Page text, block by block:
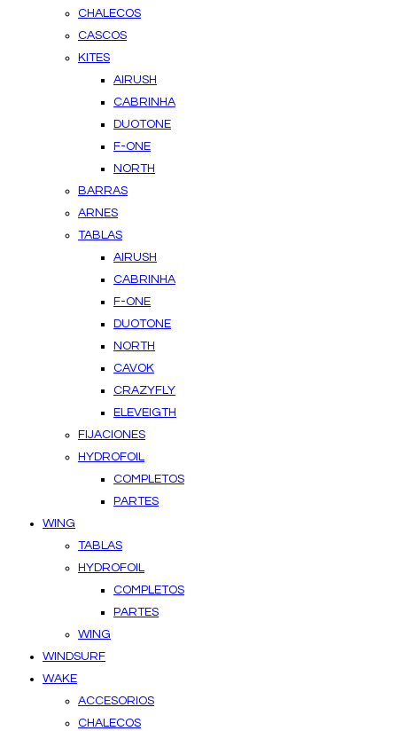
CHALECOS
CASCOS
KITES
AIRUSH
CABRINHA
DUOTONE
F-ONE
NORTH
BARRAS
ARNES
TABLAS
AIRUSH
CABRINHA
F-ONE
DUOTONE
NORTH
CAVOK
CRAZYFLY
ELEVEIGTH
FIJACIONES
HYDROFOIL
COMPLETOS
PARTES
WING
TABLAS
HYDROFOIL
COMPLETOS
PARTES
WING
WINDSURF
WAKE
ACCESORIOS
CHALECOS